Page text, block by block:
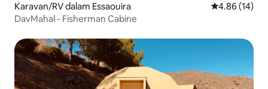
Karavan/RV dalam Essaouira Penarafan
4.86 (14)
DavMahal - Fisherman Cabine